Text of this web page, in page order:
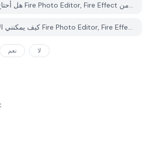
هل أحتاج إلى حساب لتحميل Fire Photo Editor, Fire Effect من PGYER APK HUB؟
كيف يمكنني الإبلاغ عن مشكلة في Fire Photo Editor, Fire Effect على PGYER APK HUB؟
نعم لا